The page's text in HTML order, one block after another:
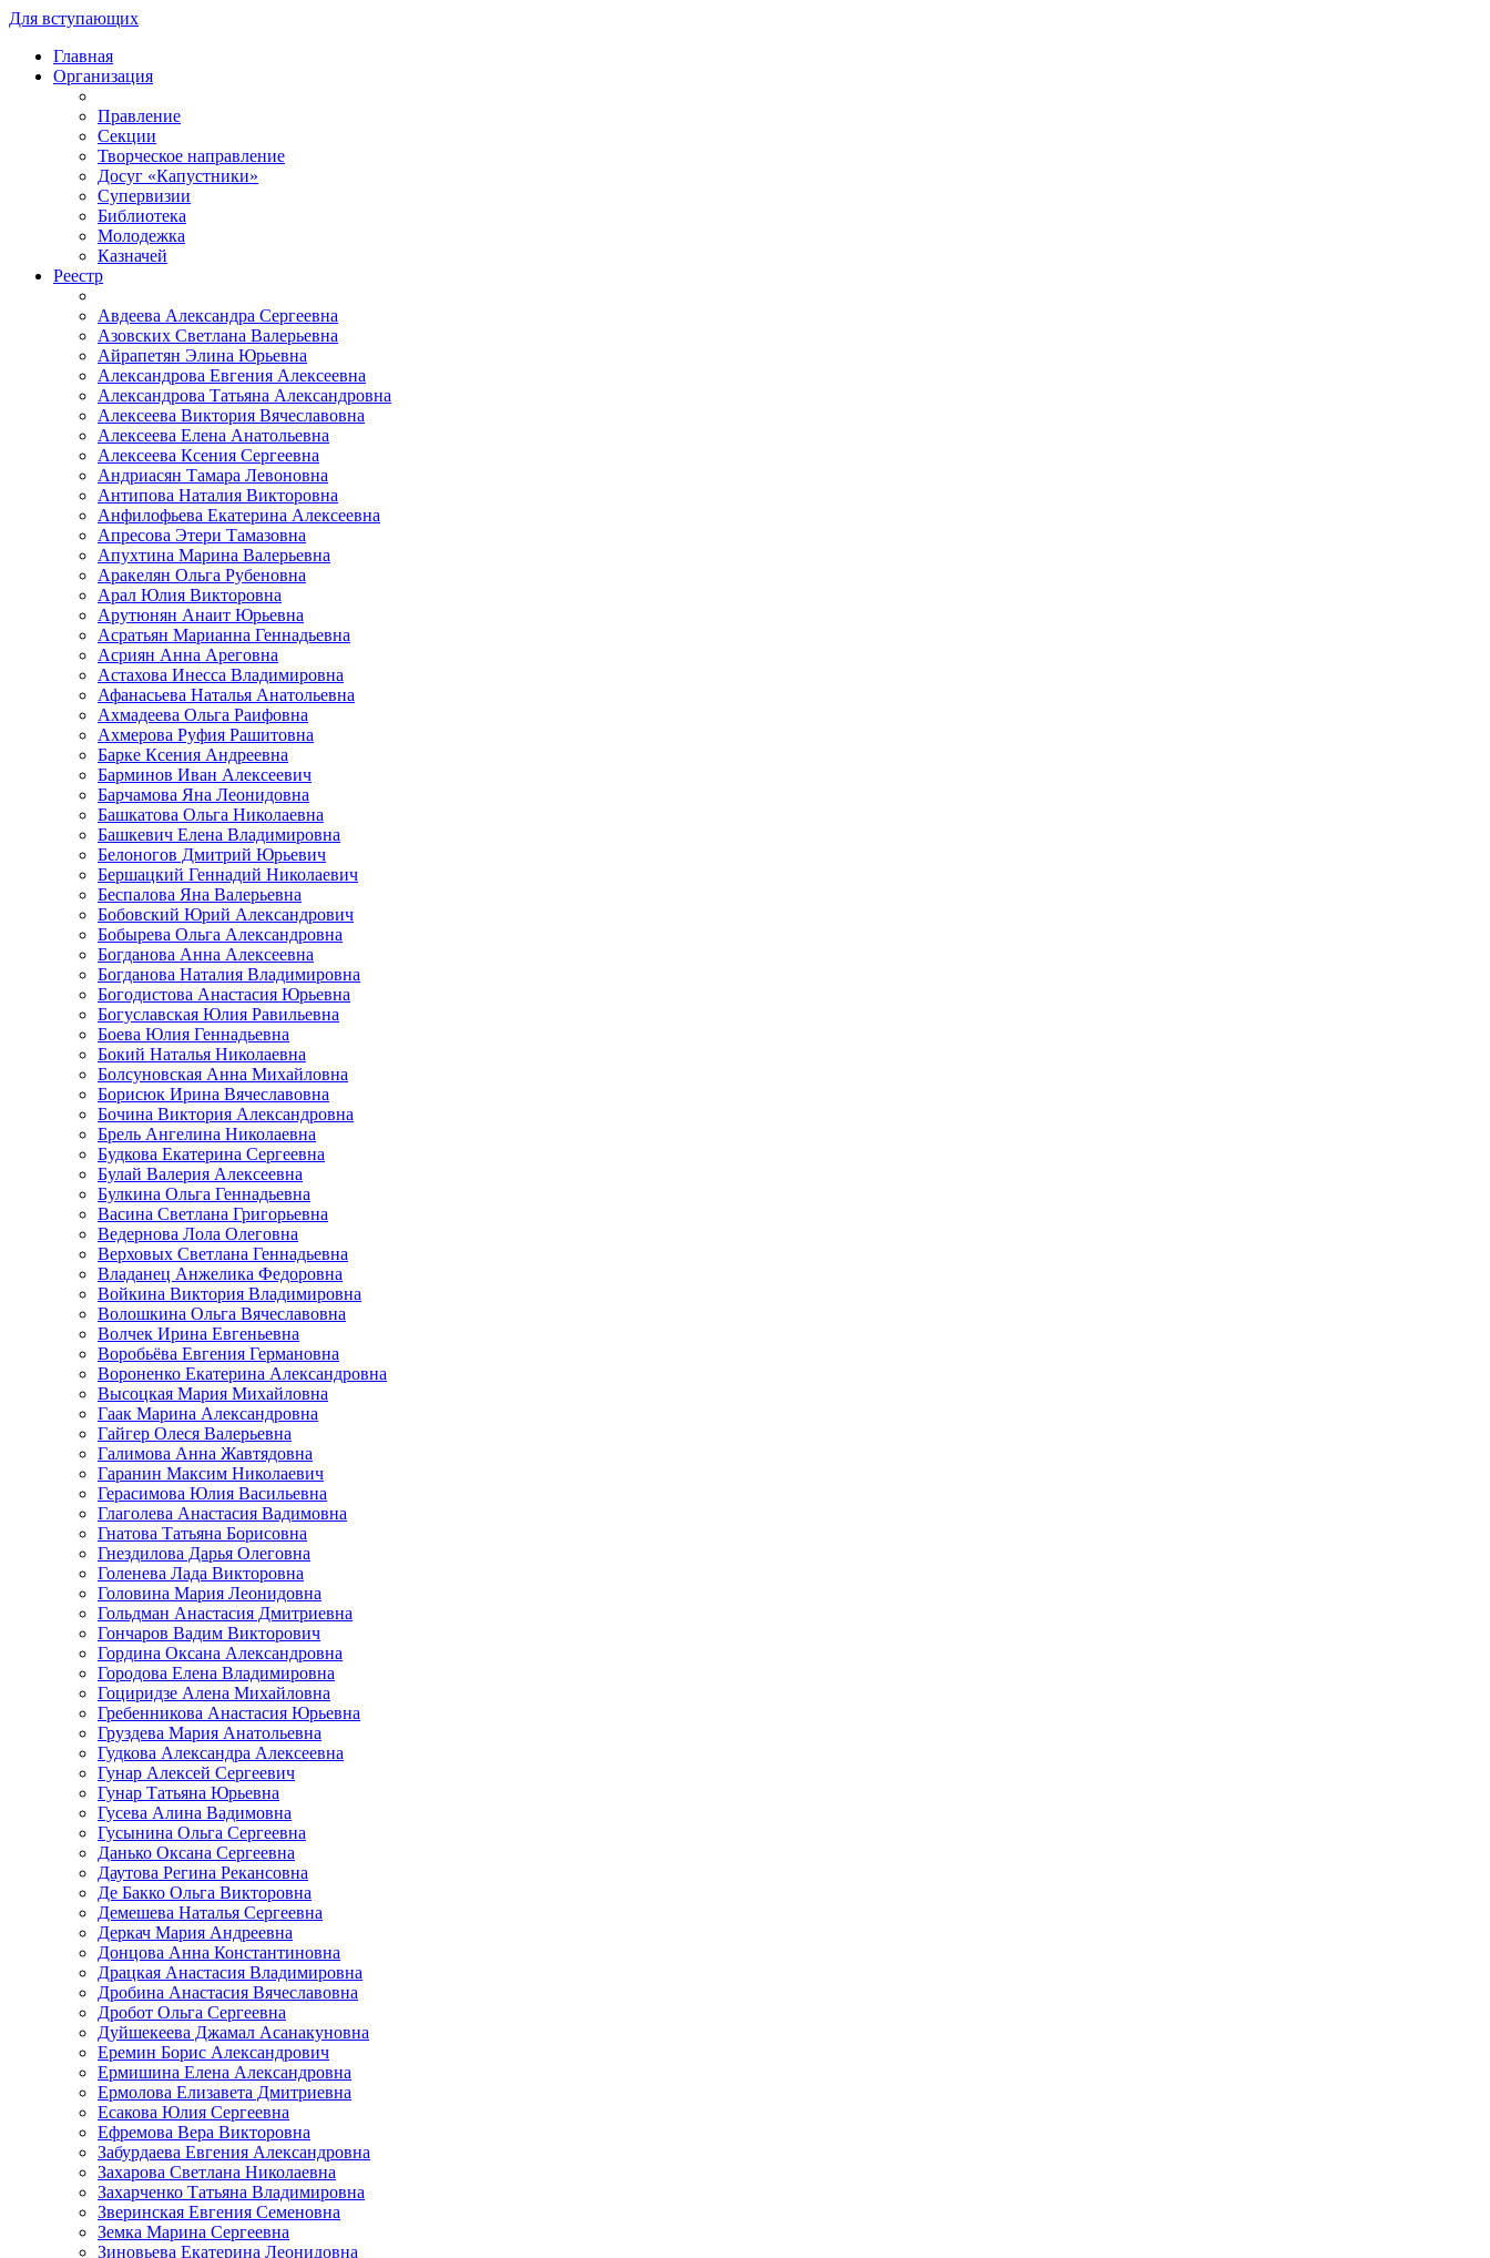
Для вступающих
Главная
Организация
Правление
Секции
Творческое направление
Досуг «Капустники»
Супервизии
Библиотека
Молодежка
Казначей
Реестр
Авдеева Александра Сергеевна
Азовских Светлана Валерьевна
Айрапетян Элина Юрьевна
Александрова Евгения Алексеевна
Александрова Татьяна Александровна
Алексеева Виктория Вячеславовна
Алексеева Елена Анатольевна
Алексеева Ксения Сергеевна
Андриасян Тамара Левоновна
Антипова Наталия Викторовна
Анфилофьева Екатерина Алексеевна
Апресова Этери Тамазовна
Апухтина Марина Валерьевна
Аракелян Ольга Рубеновна
Арал Юлия Викторовна
Арутюнян Анаит Юрьевна
Асратьян Марианна Геннадьевна
Асриян Анна Ареговна
Астахова Инесса Владимировна
Афанасьева Наталья Анатольевна
Ахмадеева Ольга Раифовна
Ахмерова Руфия Рашитовна
Барке Ксения Андреевна
Барминов Иван Алексеевич
Барчамова Яна Леонидовна
Башкатова Ольга Николаевна
Башкевич Елена Владимировна
Белоногов Дмитрий Юрьевич
Бершацкий Геннадий Николаевич
Беспалова Яна Валерьевна
Бобовский Юрий Александрович
Бобырева Ольга Александровна
Богданова Анна Алексеевна
Богданова Наталия Владимировна
Богодистова Анастасия Юрьевна
Богуславская Юлия Равильевна
Боева Юлия Геннадьевна
Бокий Наталья Николаевна
Болсуновская Анна Михайловна
Борисюк Ирина Вячеславовна
Бочина Виктория Александровна
Брель Ангелина Николаевна
Будкова Екатерина Сергеевна
Булай Валерия Алексеевна
Булкина Ольга Геннадьевна
Васина Светлана Григорьевна
Ведернова Лола Олеговна
Верховых Светлана Геннадьевна
Владанец Анжелика Федоровна
Войкина Виктория Владимировна
Волошкина Ольга Вячеславовна
Волчек Ирина Евгеньевна
Воробьёва Евгения Германовна
Вороненко Екатерина Александровна
Высоцкая Мария Михайловна
Гаак Марина Александровна
Гайгер Олеся Валерьевна
Галимова Анна Жавтядовна
Гаранин Максим Николаевич
Герасимова Юлия Васильевна
Глаголева Анастасия Вадимовна
Гнатова Татьяна Борисовна
Гнездилова Дарья Олеговна
Голенева Лада Викторовна
Головина Мария Леонидовна
Гольдман Анастасия Дмитриевна
Гончаров Вадим Викторович
Гордина Оксана Александровна
Городова Елена Владимировна
Гоциридзе Алена Михайловна
Гребенникова Анастасия Юрьевна
Груздева Мария Анатольевна
Гудкова Александра Алексеевна
Гунар Алексей Сергеевич
Гунар Татьяна Юрьевна
Гусева Алина Вадимовна
Гусынина Ольга Сергеевна
Данько Оксана Сергеевна
Даутова Регина Рекансовна
Де Бакко Ольга Викторовна
Демешева Наталья Сергеевна
Деркач Мария Андреевна
Донцова Анна Константиновна
Драцкая Анастасия Владимировна
Дробина Анастасия Вячеславовна
Дробот Ольга Сергеевна
Дуйшекеева Джамал Асанакуновна
Еремин Борис Александрович
Ермишина Елена Александровна
Ермолова Елизавета Дмитриевна
Есакова Юлия Сергеевна
Ефремова Вера Викторовна
Забурдаева Евгения Александровна
Захарова Светлана Николаевна
Захарченко Татьяна Владимировна
Зверинская Евгения Семеновна
Земка Марина Сергеевна
Зиновьева Екатерина Леонидовна